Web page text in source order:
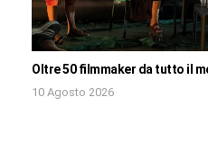
Oltre 50 filmmaker da tutto il
10 Agosto 2026